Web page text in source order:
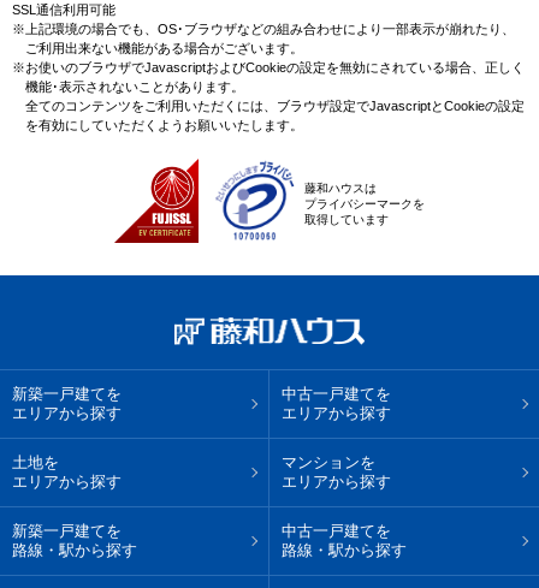
SSL通信利用可能
※上記環境の場合でも、OS･ブラウザなどの組み合わせにより一部表示が崩れたり、
ご利用出来ない機能がある場合がございます。
※お使いのブラウザでJavascriptおよびCookieの設定を無効にされている場合、正しく
機能･表示されないことがあります。
全てのコンテンツをご利用いただくには、ブラウザ設定でJavascriptとCookieの設定
を有効にしていただくようお願いいたします。
藤和ハウスは
プライバシーマークを
取得しています
新築一戸建てを
エリアから探す
中古一戸建てを
エリアから探す
土地を
エリアから探す
マンションを
エリアから探す
新築一戸建てを
路線・駅から探す
中古一戸建てを
路線・駅から探す